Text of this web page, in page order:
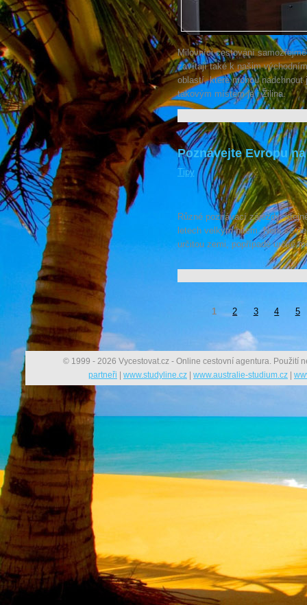
Milovníci cestování
zavítají také k našim
oblastí, které mohou
takovým místem je i Žilina.
Poznávejte Evropu
Tipy
Různé poznávací zájezdy,
letech velkým hitem. Není se
určitou zemi, popřípadě určité
1 2 3 4 5
© 1999 - 2026 Vycestovat.cz - Online cestovní agentura. Použití
partneři | www.studyline.cz | www.australie-studium.cz |